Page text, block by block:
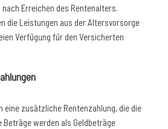
Erreichen des Rentenalters.
die Leistungen aus der Altersvorsorge
Verfügung für den Versicherten
eine zusätzliche Rentenzahlung, die die
werden als Geldbeträge